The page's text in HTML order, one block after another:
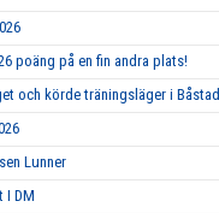
poäng på en fin andra plats!
och körde träningsläger i Båstad
Lunner
I DM